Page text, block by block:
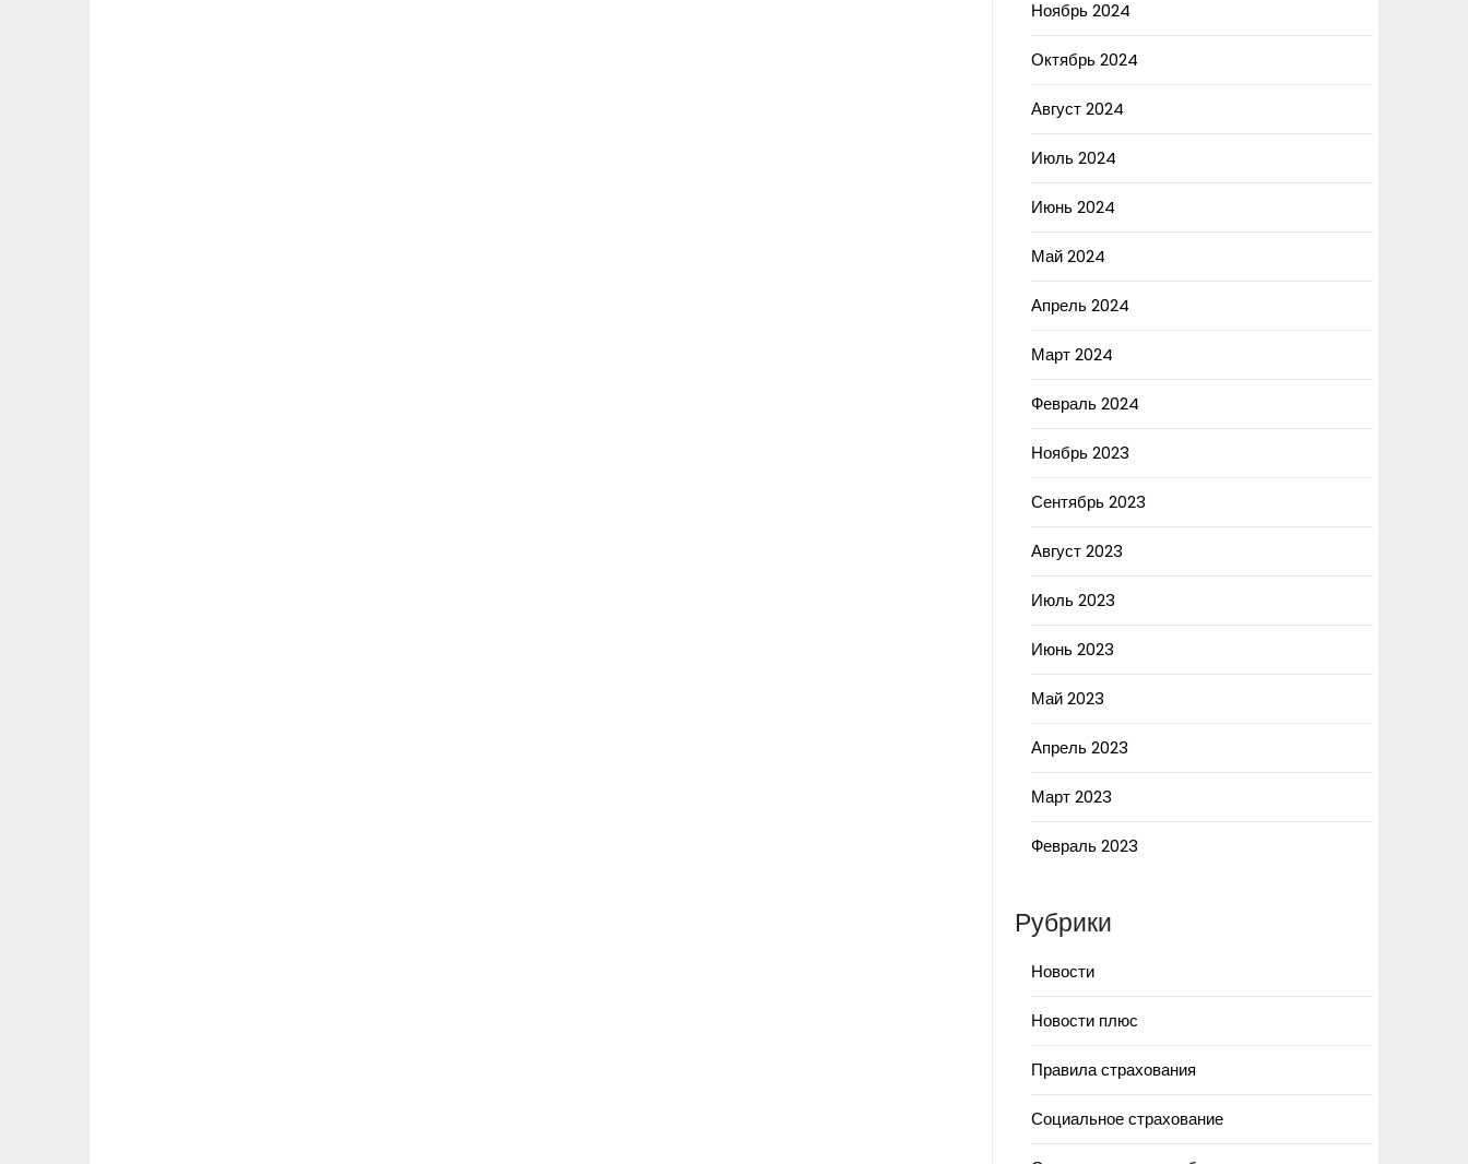
Ноябрь 2024
Октябрь 2024
Август 2024
Июль 2024
Июнь 2024
Май 2024
Апрель 2024
Март 2024
Февраль 2024
Ноябрь 2023
Сентябрь 2023
Август 2023
Июль 2023
Июнь 2023
Май 2023
Апрель 2023
Март 2023
Февраль 2023
Рубрики
Новости
Новости плюс
Правила страхования
Социальное страхование